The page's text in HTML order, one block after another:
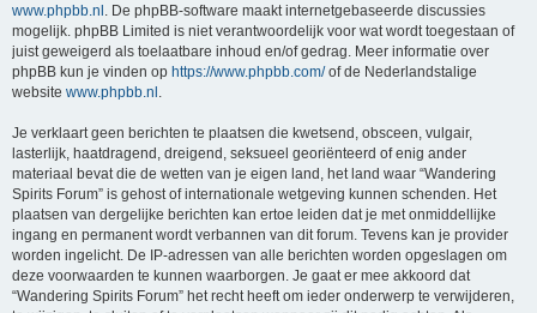
www.phpbb.nl . De phpBB-software maakt internetgebaseerde discussies
mogelijk. phpBB Limited is niet verantwoordelijk voor wat wordt toegestaan of
juist geweigerd als toelaatbare inhoud en/of gedrag. Meer informatie over
phpBB kun je vinden op https://www.phpbb.com/of de Nederlandstalige
website www.phpbb.nl .
Je verklaart geen berichten te plaatsen die kwetsend, obsceen, vulgair,
lasterlijk, haatdragend, dreigend, seksueel georiënteerd of enig ander
materiaal bevat die de wetten van je eigen land, het land waar “Wandering
Spirits Forum” is gehost of internationale wetgeving kunnen schenden. Het
plaatsen van dergelijke berichten kan ertoe leiden dat je met onmiddellijke
ingang en permanent wordt verbannen van dit forum. Tevens kan je provider
worden ingelicht. De IP-adressen van alle berichten worden opgeslagen om
deze voorwaarden te kunnen waarborgen. Je gaat er mee akkoord dat
“Wandering Spirits Forum” het recht heeft om ieder onderwerp te verwijderen,